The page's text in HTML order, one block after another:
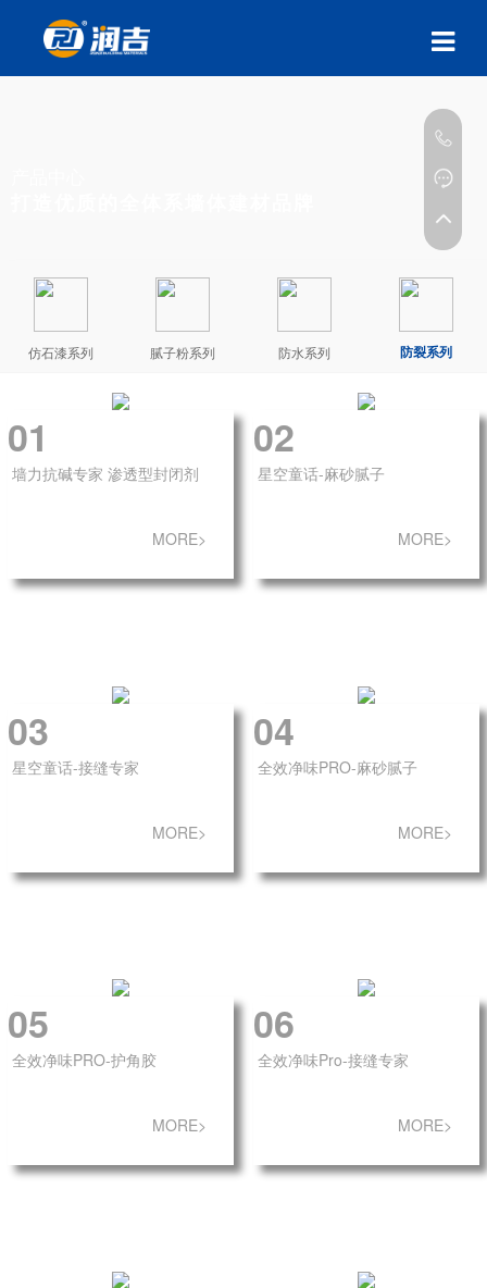
仿石漆系列 腻子粉系列 防水系列 防裂系列
01
墙力抗碱专家 渗透型封闭剂
MORE>
02
星空童话-麻砂腻子
MORE>
03
星空童话-接缝专家
MORE>
04
全效净味PRO-麻砂腻子
MORE>
05
全效净味PRO-护角胶
MORE>
06
全效净味Pro-接缝专家
MORE>